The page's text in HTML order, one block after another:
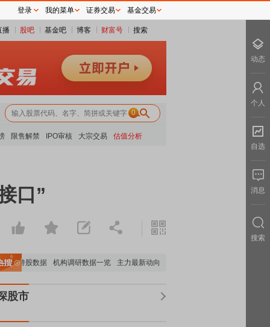
播 股吧 基金吧 博客 财富号 搜索
0
限售解禁 IPO审核 大宗交易 估值分析
口”
持股数据 机构调研数据一览 主力最新动向 上市公司限售股解禁一览
股市
登录 我的菜单 证券交易 基金交易
动态
个人
自选
消息
搜索